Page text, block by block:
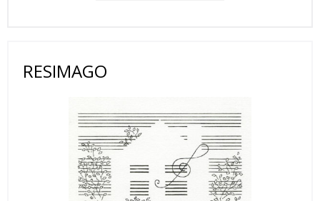
RESIMAGO